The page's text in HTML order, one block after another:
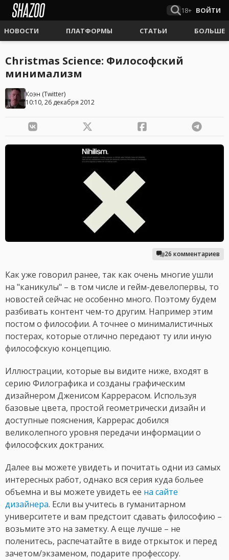
18+ ВОЙТИ
НОВОСТИ ПЛАТФОРМЫ СТАТЬИ БОЛЬШЕ
Christmas Science: Философский
минимализм
Коэн (Twitter)
10:10, 26 декабря 2012
26 комментариев
Как уже говорил ранее, так как очень многие ушли
на "каникулы" – в том числе и гейм-девелопервы, то
новостей сейчас не особенно много. Поэтому будем
разбивать контент чем-то другим. Например этим
постом о философии. А точнее о минималистичных
постерах, которые отлично передают ту или иную
философскую концепцию.
Иллюстрации, которые вы видите ниже, входят в
серию Филографика и созданы графическим
дизайнером Дженисом Каррерасом. Используя
базовые цвета, простой геометрически дизайн и
доступные пояснения, Каррерас добился
великолепного уровня передачи информации о
философских доктраних.
Далее вы можете увидеть и почитать одни из самых
интересных работ, однако вся серия куда больее
объемна и вы можете увидеть ее на сайте
дизайнера. Если вы учитесь в гуманитарном
университете и вам предстоит сдавать философию –
возьмите это на заметку. А еще лучше – не
поленитесь, распечатайте в виде отркыток и перед
зачетом/экзаменом, подарите профессору.